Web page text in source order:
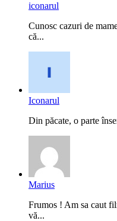
iconarul
Cunosc cazuri de
că...
Iconarul
Din păcate, o parte
Marius
Frumos ! Am sa caut
vă...